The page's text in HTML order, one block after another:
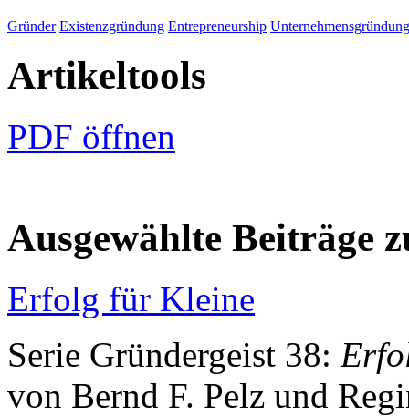
Gründer Existenzgründung Entrepreneurship Unternehmensgründung
Artikeltools
PDF öffnen
Ausgewählte Beiträge
Erfolg für Kleine
Serie Gründergeist 38:
von Bernd F. Pelz und